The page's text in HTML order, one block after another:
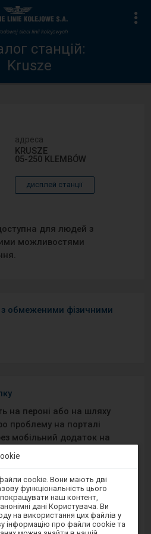
станцій:
Krusze
адреса
KRUSZE
05-250 KLEMBÓW
дисплей станції
для людей з
можливостями
з обмеженими фізичними
на пероні або на шляху
проблему на порталі
мобільний додаток на
Peron
Play
cookie. Вони мають дві
функціональність цього
наш контент,
дані Користувача. Ви
на використання цих файлів у
інформацію про файли cookie та